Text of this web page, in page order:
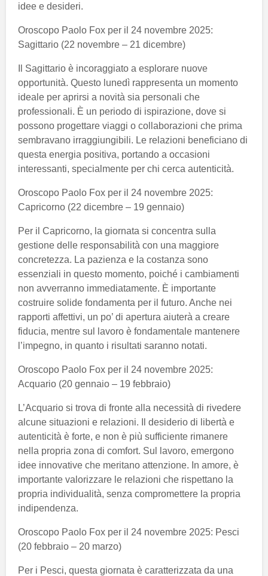
idee e desideri.
Oroscopo Paolo Fox per il 24 novembre 2025:
Sagittario (22 novembre – 21 dicembre)
Il Sagittario è incoraggiato a esplorare nuove
opportunità. Questo lunedì rappresenta un momento
ideale per aprirsi a novità sia personali che
professionali. È un periodo di ispirazione, dove si
possono progettare viaggi o collaborazioni che prima
sembravano irraggiungibili. Le relazioni beneficiano di
questa energia positiva, portando a occasioni
interessanti, specialmente per chi cerca autenticità.
Oroscopo Paolo Fox per il 24 novembre 2025:
Capricorno (22 dicembre – 19 gennaio)
Per il Capricorno, la giornata si concentra sulla
gestione delle responsabilità con una maggiore
concretezza. La pazienza e la costanza sono
essenziali in questo momento, poiché i cambiamenti
non avverranno immediatamente. È importante
costruire solide fondamenta per il futuro. Anche nei
rapporti affettivi, un po’ di apertura aiuterà a creare
fiducia, mentre sul lavoro è fondamentale mantenere
l’impegno, in quanto i risultati saranno notati.
Oroscopo Paolo Fox per il 24 novembre 2025:
Acquario (20 gennaio – 19 febbraio)
L’Acquario si trova di fronte alla necessità di rivedere
alcune situazioni e relazioni. Il desiderio di libertà e
autenticità è forte, e non è più sufficiente rimanere
nella propria zona di comfort. Sul lavoro, emergono
idee innovative che meritano attenzione. In amore, è
importante valorizzare le relazioni che rispettano la
propria individualità, senza compromettere la propria
indipendenza.
Oroscopo Paolo Fox per il 24 novembre 2025: Pesci
(20 febbraio – 20 marzo)
Per i Pesci, questa giornata è caratterizzata da una